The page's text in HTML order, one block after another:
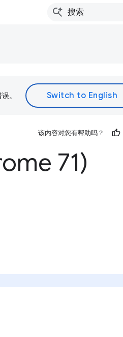
。
该内容对您有帮助吗？
71)